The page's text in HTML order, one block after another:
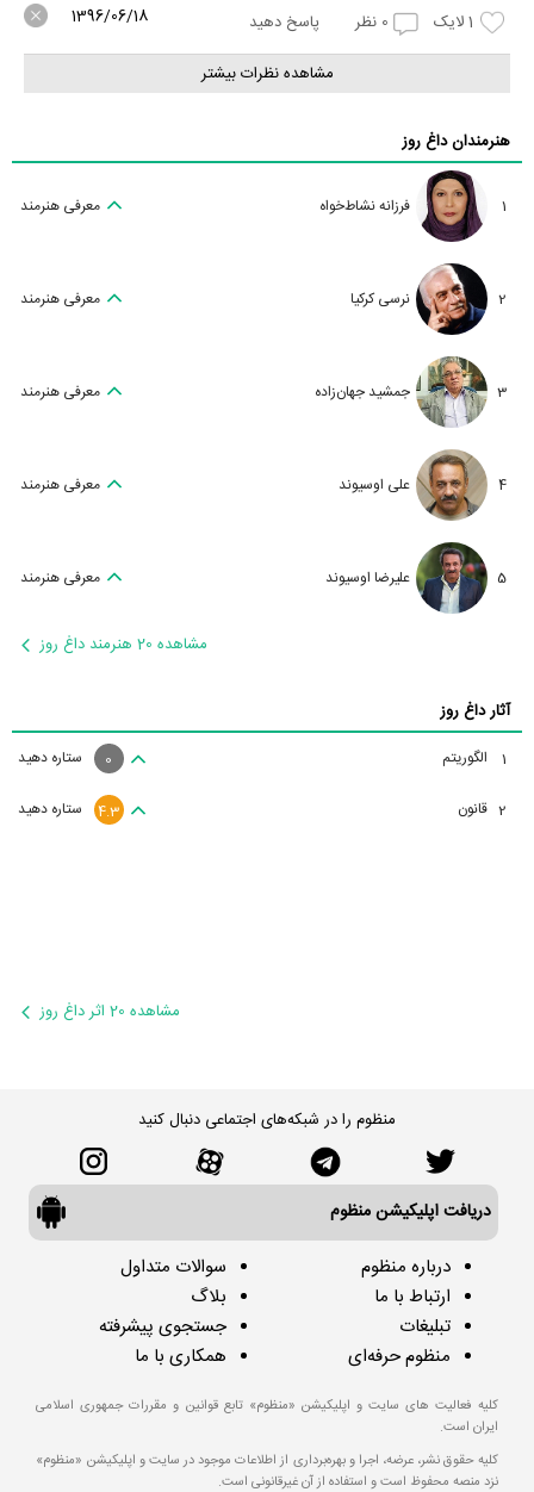
1لایک 0 نظر پاسخ دهید 1396/06/18
مشاهده نظرات بیشتر
هنرمندان داغ روز
1 فرزانه نشاط‌خواه معرفی هنرمند
2 نرسی کرکیا معرفی هنرمند
3 جمشید جهان‌زاده معرفی هنرمند
4 علی اوسیوند معرفی هنرمند
5 علیرضا اوسیوند معرفی هنرمند
مشاهده 20 هنرمند داغ روز
آثار داغ روز
1 الگوریتم ستاره دهید 0
2 قانون ستاره دهید 4.3
مشاهده 20 اثر داغ روز
منظوم را در شبکه‌های اجتماعی دنبال کنید
دریافت اپلیکیشن منظوم
درباره منظوم
ارتباط با ما
تبلیغات
منظوم حرفه‌ای
سوالات متداول
بلاگ
جستجوی پیشرفته
همکاری با ما
کلیه فعالیت های سایت و اپلیکیشن «منظوم» تابع قوانین و مقررات جمهوری اسلامی
ایران است.
کلیه حقوق نشر، عرضه، اجرا و بهره‌برداری از اطلاعات موجود در سایت و اپلیکیشن «منظوم»
نزد منصه محفوظ است و استفاده از آن غیرقانونی است.